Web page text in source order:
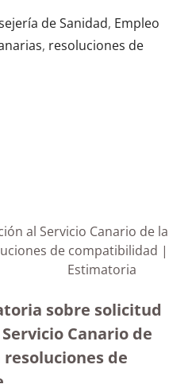
de Sanidad, Empleo
, resoluciones de
al Servicio Canario de la
de compatibilidad |
Estimatoria
sobre solicitud
Canario de
de